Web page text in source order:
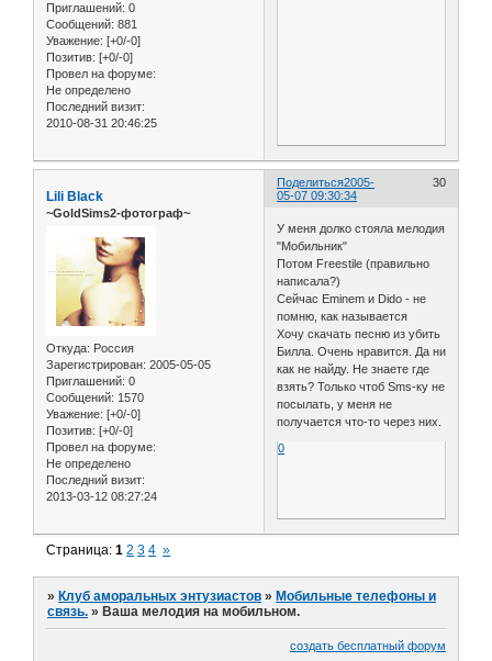
Приглашений: 0
Сообщений: 881
Уважение: [+0/-0]
Позитив: [+0/-0]
Провел на форуме:
Не определено
Последний визит:
2010-08-31 20:46:25
Поделиться 30
2005-
05-07 09:30:34
Lili Black
~GoldSims2-фотограф~
Откуда: Россия
Зарегистрирован: 2005-05-05
Приглашений: 0
Сообщений: 1570
Уважение: [+0/-0]
Позитив: [+0/-0]
Провел на форуме:
Не определено
Последний визит:
2013-03-12 08:27:24
У меня долко стояла мелодия
"Мобильник"
Потом Freestile (правильно
написала?)
Сейчас Eminem и Dido - не
помню, как называется
Хочу скачать песню из убить
Билла. Очень нравится. Да ни
как не найду. Не знаете где
взять? Только чтоб Sms-ку не
посылать, у меня не
получается что-то через них.
0
Страница:1 2 3 4 »
» Клуб аморальных энтузиастов » Мобильные телефоны и
связь. » Ваша мелодия на мобильном.
создать бесплатный форум